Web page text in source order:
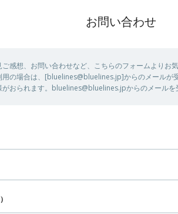
お問い合わせ
感想、お問い合わせなど、こちらのフォームよりお
用の場合は、[bluelines@bluelines.jp]からのメールが
がおられます。bluelines@bluelines.jpからのメール